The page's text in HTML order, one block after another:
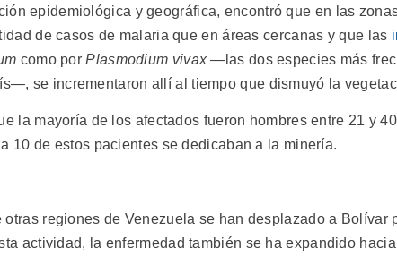
epidemiológica y geográfica, encontró que en las
de casos de malaria que en áreas cercanas y que las
como porPlasmodium vivax—las dos especies más
se incrementaron allí al tiempo que dismuyó la
la mayoría de los afectados fueron hombres entre 21 y
10 de estos pacientes se dedicaban a la minería.
otras regiones de Venezuela se han desplazado a Bolívar
actividad, la enfermedad también se ha expandido